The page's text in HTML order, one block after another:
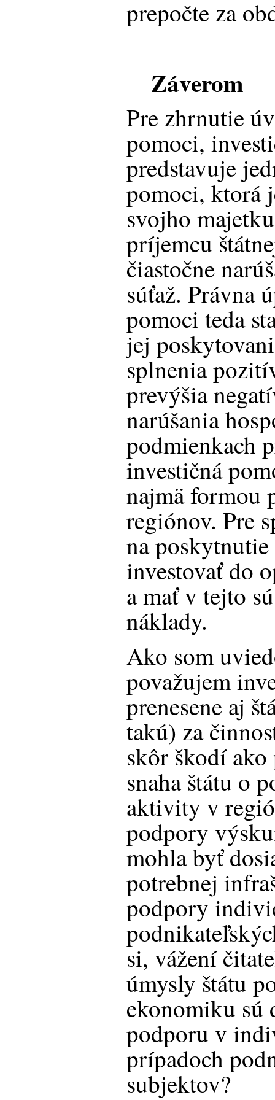
prepočte za
Záverom
Pre zhrnutie
pomoci,
predstavuje
pomoci, ktorá
svojho
príjemcu
čiastočne
súťaž. Právna
pomoci teda
jej
splnenia
prevýšia
narúšania
podmienkach
investičná
najmä formou
regiónov. Pre
na
investovať do
a mať v tejto
náklady.
Ako som
považujem
prenesene aj
takú) za
skôr škodí
snaha štátu o
aktivity v
podpory
mohla byť
potrebnej
podpory
si, vážení
úmysly štátu
ekonomiku sú
podporu v
prípadoch
subjektov?